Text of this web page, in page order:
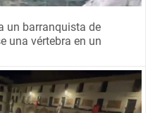
un barranquista de
una vértebra en un